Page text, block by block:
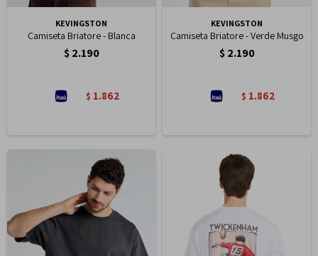
KEVINGSTON
Camiseta Briatore - Blanca
$ 2.190
$ 1.862
KEVINGSTON
Camiseta Briatore - Verde Musgo
$ 2.190
$ 1.862